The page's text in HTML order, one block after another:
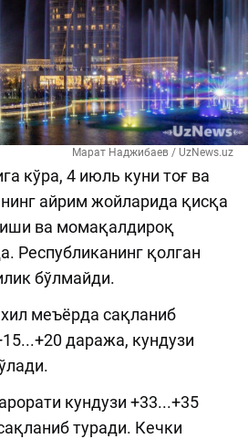
Марат Наджибаев / UzNews.uz
кўра, 4 июль куни тоғ ва
айрим жойларида қисқа
ва момақалдироқ
Республиканинг қолган
бўлмайди.
меъёрда сақланиб
даража, кундузи
кундузи +33...+35
туради. Кечки